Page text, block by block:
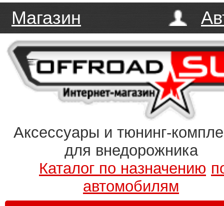
Магазин
Аксессуары и тюнинг-
для внедорожника
Каталог по назначению
автомобилям